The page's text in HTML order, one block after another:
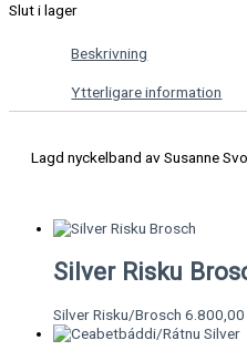
Slut i lager
Beskrivning
Ytterligare information
Lagd nyckelband av Susanne
Silver Risku
Silver Risku/Brosch 6.800,00